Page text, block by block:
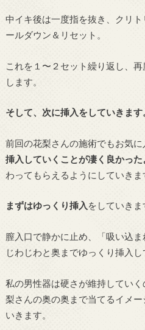
中イキ後は一度指を抜き、クリ
ールダウン＆リセット。
これを１〜２セット繰り返し、
します。
そして、次に挿入をしていきます
前回の花梨さんの施術でもお気に
挿入していくことが凄く良かった
わってもらえるようにしていきま
まずはゆっくり挿入 をしていきま
膣入口で静かに止め、「吸い込
じわじわと奥までゆっくり挿入し
私の男性器は硬さが維持してい
梨さんの奥の奥まで当てるイメ
いきます。